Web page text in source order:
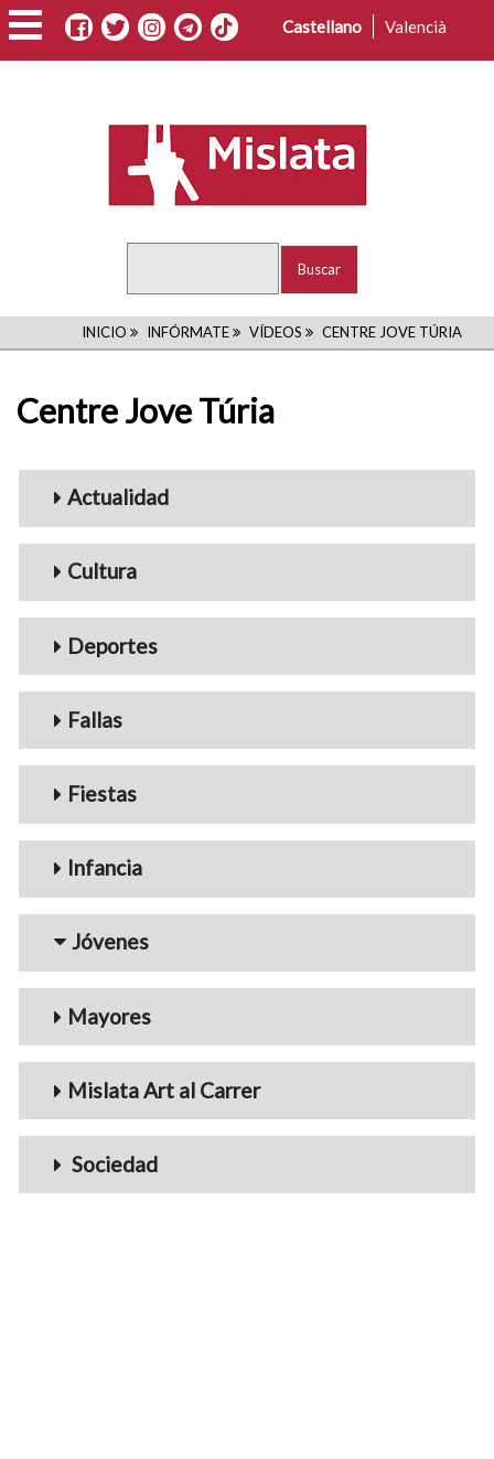
Pasar
al
contenido
Castellano Valencià
RUTA
NAVEGACIÓN
INICIO INFÓRMATE VÍDEOS CENTRE JOVE TÚRIA
Centre Jove Túria
Menu_Videos
Actualidad
Cultura
Deportes
Fallas
Fiestas
Infancia
Jóvenes
Mayores
Mislata Art al Carrer
Sociedad